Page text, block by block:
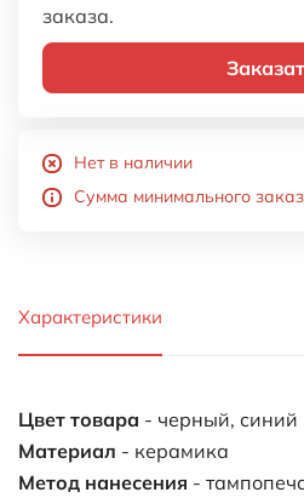
заказа.
Нет в наличии
Сумма минимального
Характеристики
Цвет товара - черный, синий
Материал - керамика
Метод нанесения -